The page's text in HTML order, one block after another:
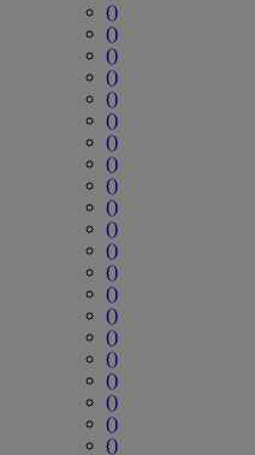
()
()
()
()
()
()
()
()
()
()
()
()
()
()
()
()
()
()
()
()
()